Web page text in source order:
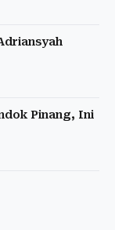
Pinang, Ini